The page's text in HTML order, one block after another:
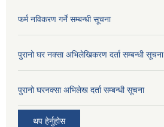
फर्म नविकरण गर्ने सम्बन्धी सूचना
पुरानो घर नक्सा अभिलेखिकरण दर्ता सम्बन्धी सूचना
पुरानो घरनक्सा अभिलेख दर्ता सम्बन्धी सूचना
थप हेर्नुहोस